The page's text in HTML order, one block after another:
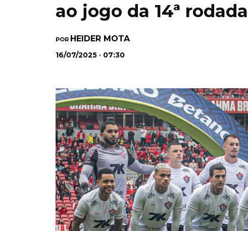
ao jogo da 14ª
POR HEIDER MOTA
16/07/2025 · 07:30